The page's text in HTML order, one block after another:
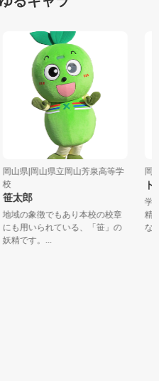
岡山県|岡山県立岡山芳泉高等学
校
笹太郎
地域の象徴でもあり本校の校章
にも用いられている、「笹」の
妖精です。...
岡
ト
学
精
なの